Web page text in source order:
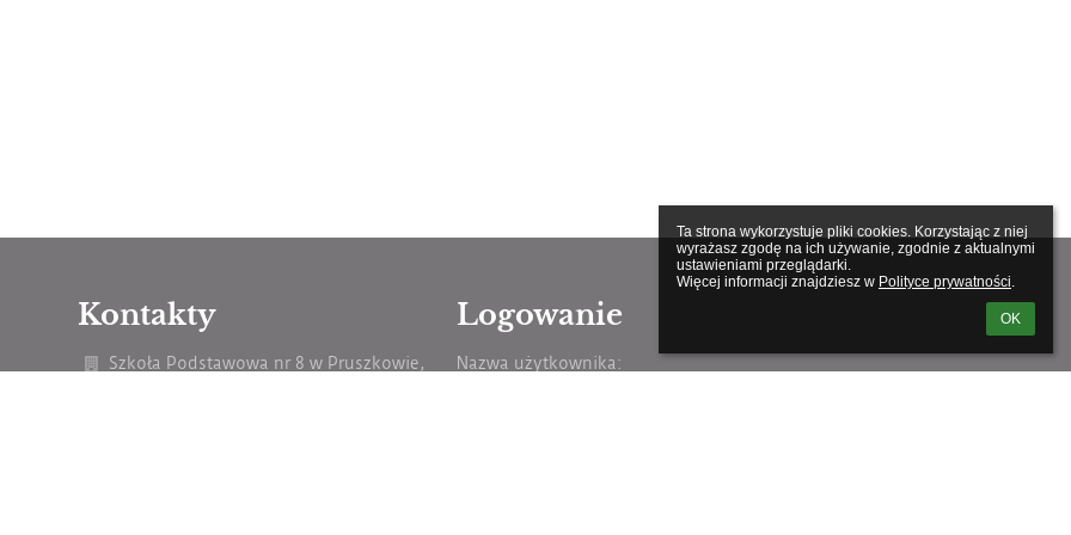
Ta strona wykorzystuje pliki cookies. Korzystając z niej
wyrażasz zgodę na ich używanie, zgodnie z aktualnymi
ustawieniami przeglądarki.
Więcej informacji znajdziesz w Polityce prywatności.
OK
Kontakty
Szkoła Podstawowa nr 8 w Pruszkowie,
Logowanie
Nazwa użytkownika: